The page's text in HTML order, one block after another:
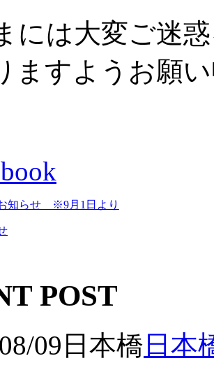
には大変ご迷
ますようお願
知らせ ※9月1日より
POST
09日本橋日本